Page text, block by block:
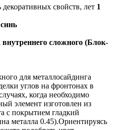
свойств, лет 1
сложного (Блок-
для металлосайдинга
углов на фронтонах в
когда необходимо
элемент изготовлен из
c покрытием гладкий
металла 0.45).Ориентируясь